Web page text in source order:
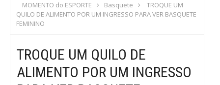
MOMENTO do ESPORTE Basquete
TROQUE UM
QUILO DE ALIMENTO POR UM INGRESSO PARA VER BASQUETE
FEMININO
TROQUE UM QUILO DE
ALIMENTO POR UM INGRESSO